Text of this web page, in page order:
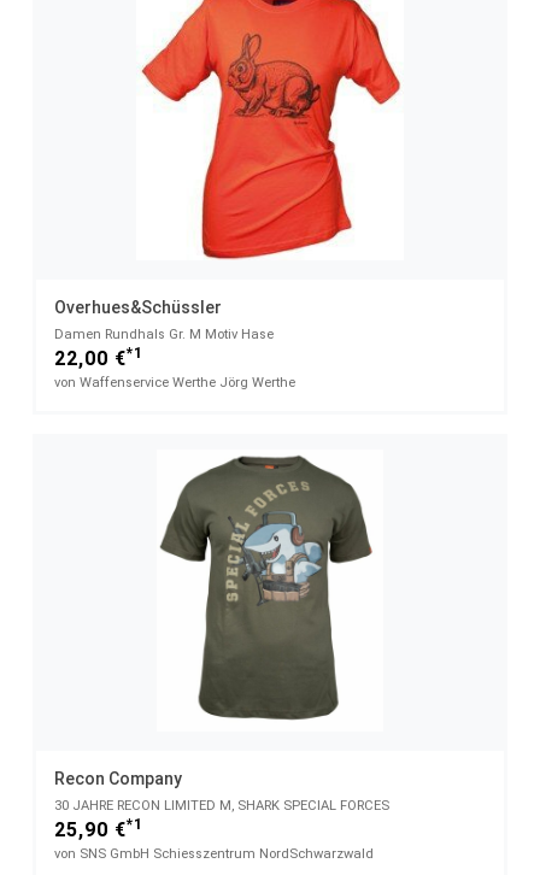
Overhues&Schüssler
Damen Rundhals Gr. M Motiv Hase
22,00 €*1
von Waffenservice Werthe Jörg Werthe
Recon Company
30 JAHRE RECON LIMITED M, SHARK SPECIAL FORCES
25,90 €*1
von SNS GmbH Schiesszentrum NordSchwarzwald